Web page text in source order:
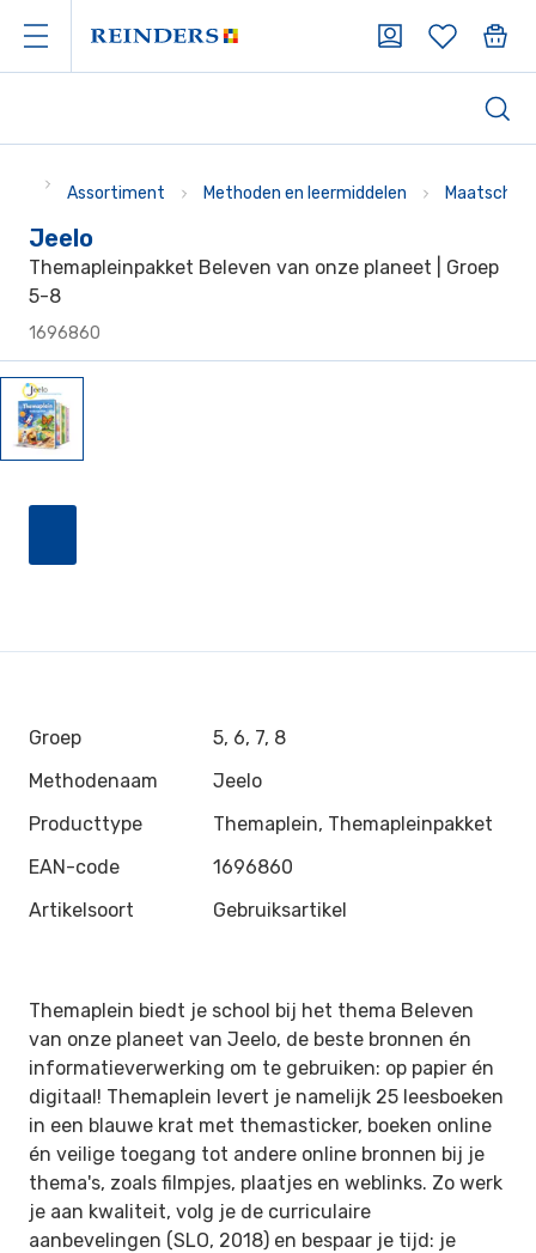
Assortiment Methoden en leermiddelen
Jeelo
Themapleinpakket Beleven van onze planeet | Groep
5-8
1696860
Groep
5, 6, 7, 8
Methodenaam
Jeelo
Producttype
Themaplein, Themapleinpakket
EAN-code
1696860
Artikelsoort
Gebruiksartikel
Themaplein biedt je school bij het thema Beleven
van onze planeet van Jeelo, de beste bronnen én
informatieverwerking om te gebruiken: op papier én
digitaal! Themaplein levert je namelijk 25 leesboeken
in een blauwe krat met themasticker, boeken online
én veilige toegang tot andere online bronnen bij je
thema's, zoals filmpjes, plaatjes en weblinks. Zo werk
je aan kwaliteit, volg je de curriculaire
aanbevelingen (SLO, 2018) en bespaar je tijd: je